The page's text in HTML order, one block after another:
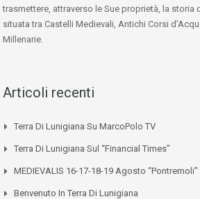
trasmettere, attraverso le Sue proprietà, la storia
situata tra Castelli Medievali, Antichi Corsi
Millenarie.
Articoli recenti
Terra Di Lunigiana Su MarcoPolo TV
Terra Di Lunigiana Sul “Financial Times”
MEDIEVALIS 16-17-18-19 Agosto “Pontremoli”
Benvenuto In Terra Di Lunigiana